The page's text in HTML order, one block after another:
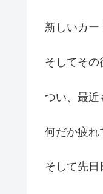
新しいカー
そしてその
つい、最近
何だか疲れ
そして先日